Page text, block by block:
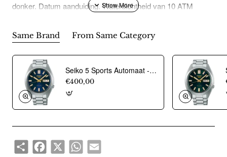
donker. Datum aanduiding. Waterdichtheid van 10 ATM
Same Brand From Same Category
Seiko 5 Sports Automaat -Dag/Datum- SRPL55K1 - 24746
€400,00
ShareFacebook
X WhatsAppEmail